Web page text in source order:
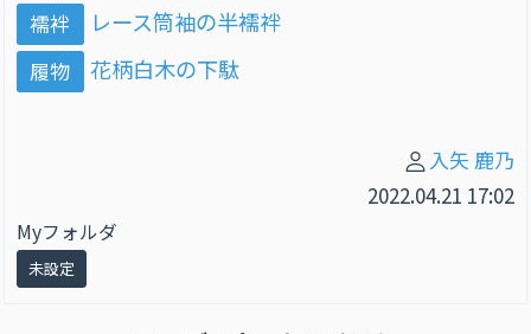
襦袢 レース筒袖の半襦袢
履物 花柄白木の下駄
入矢 鹿乃
2022.04.21 17:02
Myフォルダ
未設定